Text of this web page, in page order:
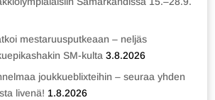
mestaruusputkeaan – neljäs
SM-kulta 3.8.2026
joukkueblixteihin – seuraa yhden
livenä! 1.8.2026